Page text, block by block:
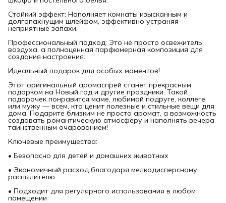
Стойкий эффект: Наполняет комнаты изысканным и
долгопахнущим шлейфом, эффективно устраняя
неприятные запахи.
Профессиональный подход: Это не просто освежитель
воздуха, а полноценная парфюмерная композиция для
создания настроения.
Идеальный подарок для особых моментов!
Этот оригинальный аромаспрей станет прекрасным
подарком на Новый год и другие праздники. Такой
подарочек понравится маме, любимой подруге, коллеге
или мужу — всем, кто ценит полезные и стильные вещи для
дома. Подарите близким не просто аромат, а возможность
создавать романтическую атмосферу и наполнять вечера
таинственным очарованием!
Ключевые преимущества:
• Безопасно для детей и домашних животных
• Экономичный расход благодаря мелкодисперсному
распылителю
• Подходит для регулярного использования в любом
помещении